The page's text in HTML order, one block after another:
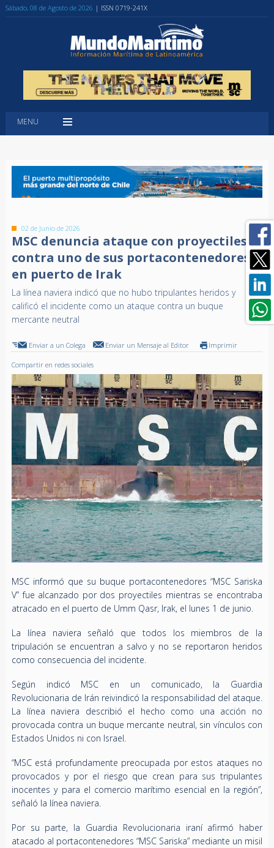
Sábado, 08 de Agosto de 2026 | ISSN 0719-241X
MENU
02 de Junio de 2026
MSC denuncia ataque con proyectiles
contra uno de sus portacontenedores
en puerto de Irak
La línea naviera indicó que no hubo tripulantes heridos y
calificó el incidente como un ataque contra un buque
mercante neutral
Enviar a un Colega Enviar un Mensaje al Editor Imprimir
Compartir en redes sociales
MSC informó que su buque portacontenedores “MSC Sariska
V” fue alcanzado por dos proyectiles mientras se encontraba
atracado en el puerto de Umm Qasr, Irak, el lunes 1 de junio.
La línea naviera señaló que todos los miembros de la
tripulación se encuentran a salvo y no se reportaron heridos
como consecuencia del incidente.
Según indicó MSC en un comunicado, la Guardia
Revolucionaria de Irán reivindicó la responsabilidad del ataque.
La línea naviera describió el hecho como una acción no
provocada contra un buque mercante neutral, sin vínculos con
Estados Unidos ni con Israel.
“MSC está profundamente preocupada por estos ataques no
provocados y por el riesgo que crean para sus tripulantes
inocentes y para el comercio marítimo esencial en la región”,
señaló la línea naviera.
Por su parte, la Guardia Revolucionaria iraní afirmó haber
atacado al portacontenedores “MSC Sariska” mediante un misil